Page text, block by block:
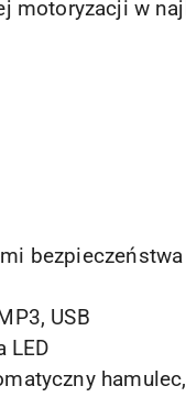
motoryzacji w
bezpieczeństwa
USB
LED